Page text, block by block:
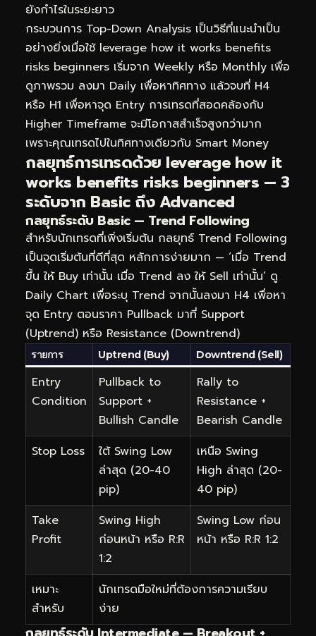
ยังกำไรในระยะยาว
กระบวนการ Top-Down Analysis เป็นวิธีที่แนะนำเป็น
อย่างยิ่งเมื่อใช้ leverage how it works benefits
risks beginners เริ่มจาก Weekly หรือ Monthly เพื่อ
ดูภาพรวม ลงมา Daily เพื่อหาทิศทาง แล้วจบที่ H4
หรือ H1 เพื่อหาจุด Entry การเทรดที่สอดคล้องกับ
Higher Timeframe จะมีโอกาสสำเร็จสูงกว่ามาก
เพราะคุณเทรดไปในทิศทางเดียวกับ Smart Money
กลยุทธ์การเทรดด้วย leverage how it
works benefits risks beginners — 3
ระดับจาก Basic ถึง Advanced
กลยุทธ์ระดับ Basic — Trend Following
สำหรับนักเทรดที่เพิ่งเริ่มต้น กลยุทธ์ Trend Following
เป็นจุดเริ่มต้นที่ดีที่สุด หลักการง่ายมาก — ‘เมื่อ Trend
ขึ้น ให้ Buy เท่านั้น เมื่อ Trend ลง ให้ Sell เท่านั้น’ ดู
Daily Chart เพื่อระบุ Trend จากนั้นลงมา H4 เพื่อหา
จุด Entry ตอนราคา Pullback มาที่ Support
(Uptrend) หรือ Resistance (Downtrend)
รายการ Uptrend (Buy) Downtrend (Sell)
Entry
Condition
Pullback to
Support +
Bullish Candle
Rally to
Resistance +
Bearish Candle
Stop Loss
ใต้ Swing Low
ล่าสุด (20-40
pip)
เหนือ Swing
High ล่าสุด (20-
40 pip)
Take
Profit
Swing High
ก่อนหน้า หรือ R:R
1:2
Swing Low ก่อน
หน้า หรือ R:R 1:2
เหมาะ
สำหรับ
นักเทรดมือใหม่ที่ต้องการความเรียบ
ง่าย